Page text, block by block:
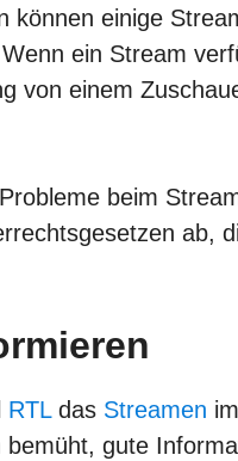
können einige
ein Stream
von einem
beim
ab,
RTL das Streamen
gute